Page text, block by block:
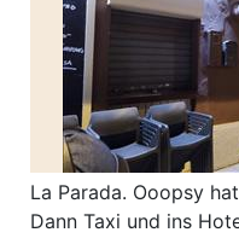
La Parada. Ooopsy
Dann Taxi und ins